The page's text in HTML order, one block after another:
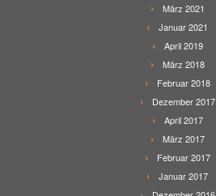
März 2021
Januar 2021
April 2019
März 2018
Februar 2018
Dezember 2017
April 2017
März 2017
Februar 2017
Januar 2017